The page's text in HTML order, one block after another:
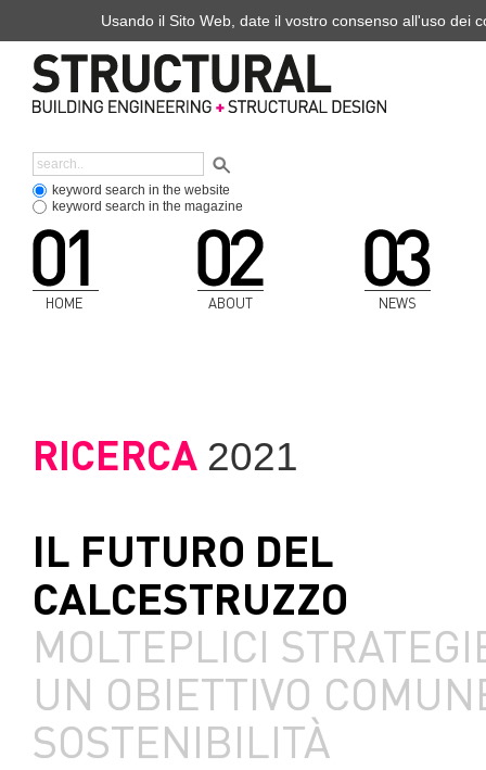
keyword search in the website
keyword search in the magazine
HOME ABOUT NEWS
RICERCA 2021
IL FUTURO DEL
CALCESTRUZZO
MOLTEPLICI
UN OBIETTIVO
SOSTENIBILITÀ
Usando il Sito Web, date il vostro consenso all'uso